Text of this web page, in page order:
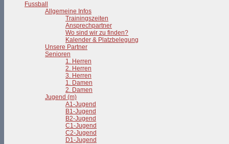
Fussball
Allgemeine Infos
Trainingszeiten
Ansprechpartner
Wo sind wir zu finden?
Kalender & Platzbelegung
Unsere Partner
Senioren
1. Herren
2. Herren
3. Herren
1. Damen
2. Damen
Jugend (m)
A1-Jugend
B1-Jugend
B2-Jugend
C1-Jugend
C2-Jugend
D1-Jugend